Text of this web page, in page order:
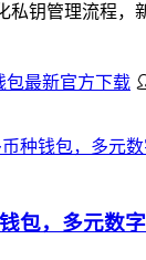
私钥管理流程，
包最新官方下载
包，多元数